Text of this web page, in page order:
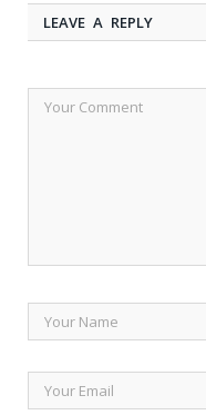
LEAVE A REPLY